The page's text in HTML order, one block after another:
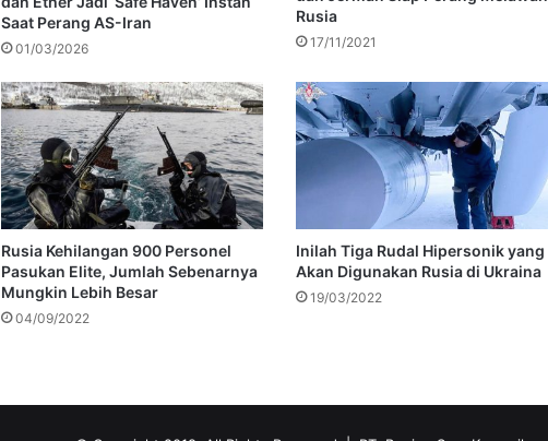
Saat Perang AS-Iran
01/03/2026
Rusia
17/11/2021
Rusia Kehilangan 900 Personel
Pasukan Elite, Jumlah Sebenarnya
Mungkin Lebih Besar
04/09/2022
Inilah Tiga Rudal Hipersonik yang
Akan Digunakan Rusia di Ukraina
19/03/2022